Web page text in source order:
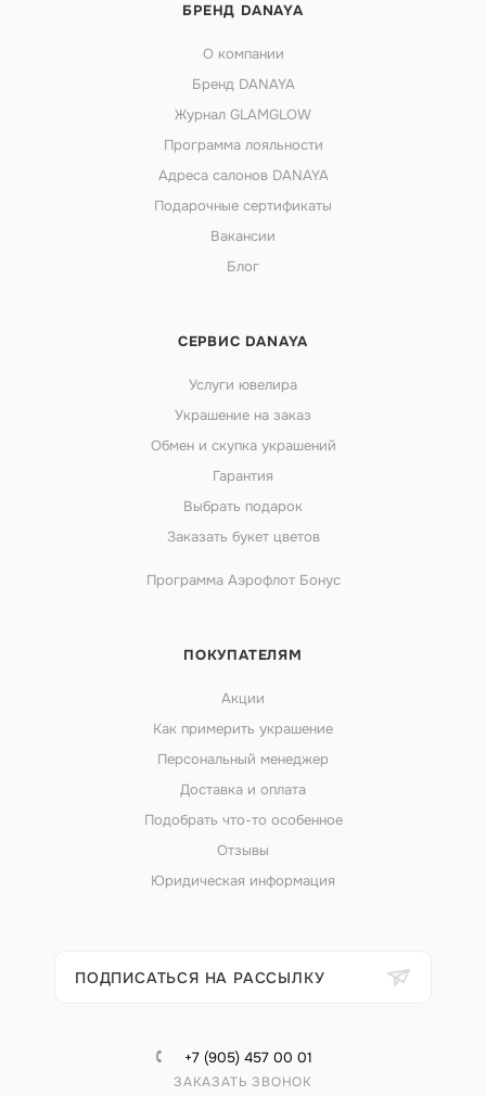
БРЕНД DANAYA
О компании
Бренд DANAYA
Журнал GLAMGLOW
Программа лояльности
Адреса салонов DANAYA
Подарочные сертификаты
Вакансии
Блог
СЕРВИС DANAYA
Услуги ювелира
Украшение на заказ
Обмен и скупка украшений
Гарантия
Выбрать подарок
Заказать букет цветов
Программа Аэрофлот Бонус
ПОКУПАТЕЛЯМ
Акции
Как примерить украшение
Персональный менеджер
Доставка и оплата
Подобрать что-то особенное
Отзывы
Юридическая информация
ПОДПИСАТЬСЯ НА РАССЫЛКУ
+7 (905) 457 00 01
ЗАКАЗАТЬ ЗВОНОК